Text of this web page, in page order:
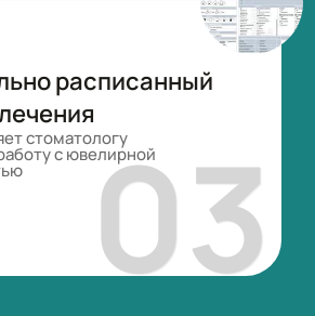
расписанный
стоматологу
с ювелирной